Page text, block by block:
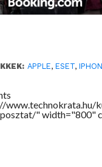
APPLE,ESET,
" width="800"